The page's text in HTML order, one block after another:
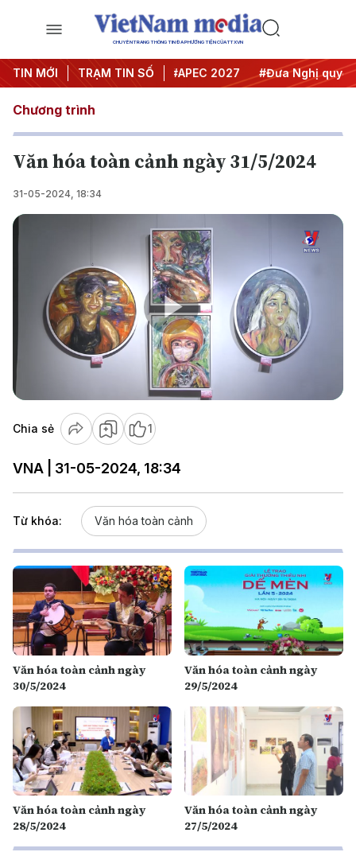
CHUYÊN TRANG THÔNG TIN ĐA PHƯƠNG TIỆN CỦA TTXVN
TIN MỚI TRẠM TIN SỐ
#Hội nghị Trung ương 3 #APEC 2027 #Đưa Nghị quyết
Chương trình
Văn hóa toàn cảnh ngày 31/5/2024
31-05-2024, 18:34
Play
Video
Chia sẻ 1
VNA | 31-05-2024, 18:34
Từ khóa: Văn hóa toàn cảnh
Văn hóa toàn cảnh ngày
30/5/2024
Văn hóa toàn cảnh ngày
29/5/2024
Văn hóa toàn cảnh ngày
28/5/2024
Văn hóa toàn cảnh ngày
27/5/2024